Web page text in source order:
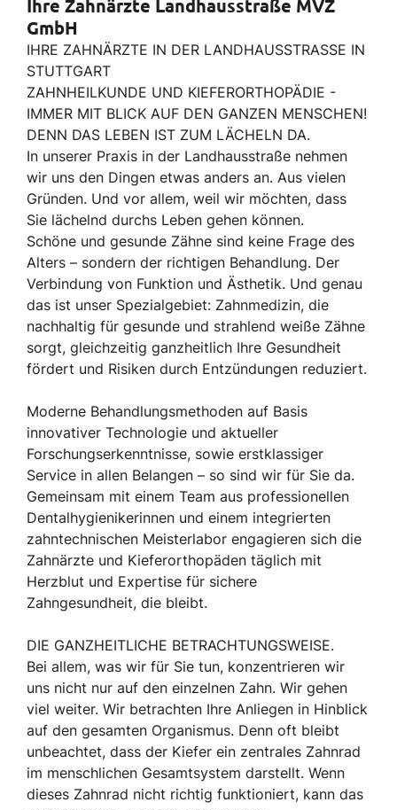
Ihre Zahnärzte Landhausstraße MVZ
GmbH
IHRE ZAHNÄRZTE IN DER LANDHAUSSTRASSE IN
STUTTGART
ZAHNHEILKUNDE UND KIEFERORTHOPÄDIE -
IMMER MIT BLICK AUF DEN GANZEN MENSCHEN!
DENN DAS LEBEN IST ZUM LÄCHELN DA.
In unserer Praxis in der Landhausstraße nehmen
wir uns den Dingen etwas anders an. Aus vielen
Gründen. Und vor allem, weil wir möchten, dass
Sie lächelnd durchs Leben gehen können.
Schöne und gesunde Zähne sind keine Frage des
Alters – sondern der richtigen Behandlung. Der
Verbindung von Funktion und Ästhetik. Und genau
das ist unser Spezialgebiet: Zahnmedizin, die
nachhaltig für gesunde und strahlend weiße Zähne
sorgt, gleichzeitig ganzheitlich Ihre Gesundheit
fördert und Risiken durch Entzündungen reduziert.
Moderne Behandlungsmethoden auf Basis
innovativer Technologie und aktueller
Forschungserkenntnisse, sowie erstklassiger
Service in allen Belangen – so sind wir für Sie da.
Gemeinsam mit einem Team aus professionellen
Dentalhygienikerinnen und einem integrierten
zahntechnischen Meisterlabor engagieren sich die
Zahnärzte und Kieferorthopäden täglich mit
Herzblut und Expertise für sichere
Zahngesundheit, die bleibt.
DIE GANZHEITLICHE BETRACHTUNGSWEISE.
Bei allem, was wir für Sie tun, konzentrieren wir
uns nicht nur auf den einzelnen Zahn. Wir gehen
viel weiter. Wir betrachten Ihre Anliegen in Hinblick
auf den gesamten Organismus. Denn oft bleibt
unbeachtet, dass der Kiefer ein zentrales Zahnrad
im menschlichen Gesamtsystem darstellt. Wenn
dieses Zahnrad nicht richtig funktioniert, kann das